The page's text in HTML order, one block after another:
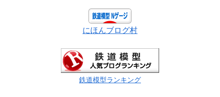
にほんブログ村
鉄道模型ランキング